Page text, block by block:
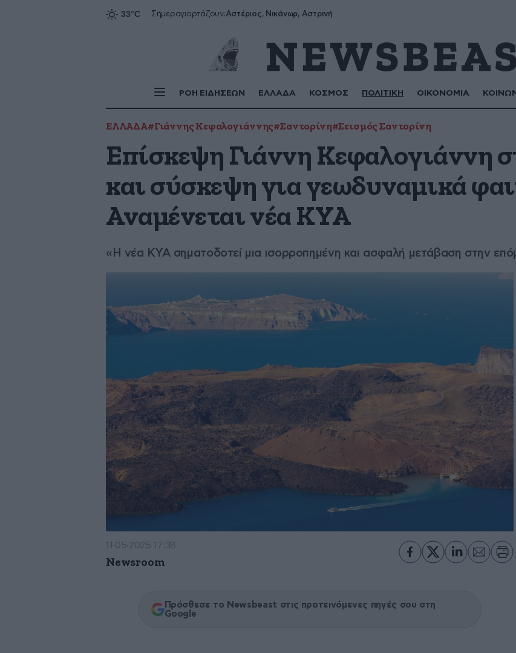
Σήμεραγιορτάζουν:Αστέριος, Νικάνωρ, Αστρινή
ΡΟΗ ΕΙΔΗΣΕΩΝ ΕΛΛΑΔΑ ΚΟΣΜΟΣ ΠΟΛΙΤΙΚΗ ΟΙΚΟΝΟΜΙΑ
ΕΛΛΑΔΑ#Γιάννης Κεφαλογιάννης#Σαντορίνη#Σεισμός Σαντορίνη
Επίσκεψη Γιάννη Κεφαλογιάννη
και σύσκεψη για γεωδυναμικά
Αναμένεται νέα ΚΥΑ
«Η νέα ΚΥΑ σηματοδοτεί μια ισορροπημένη και ασφαλή μετάβαση στην
11·05·2025 17:38
Newsroom
Πρόσθεσε το Newsbeast στις προτεινόμενες πηγές σου στη
Google